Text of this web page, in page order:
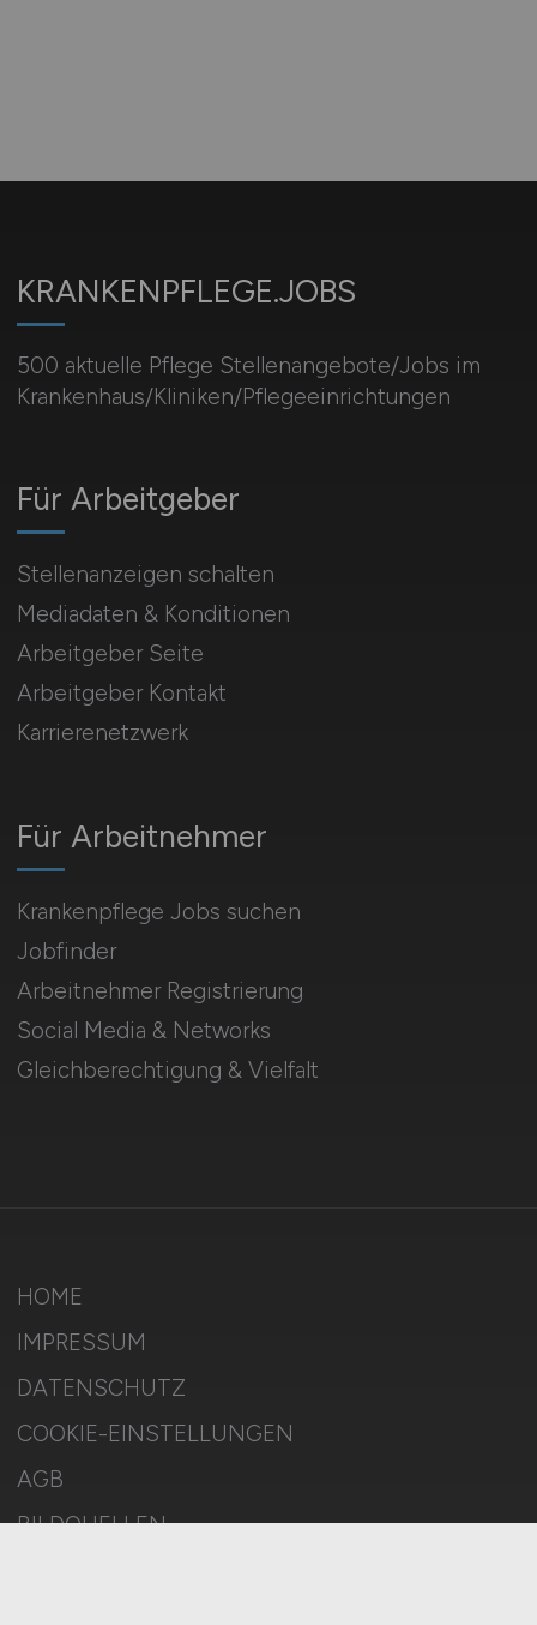
KRANKENPFLEGE.JOBS
500 aktuelle Pflege Stellenangebote/Jobs im
Krankenhaus/Kliniken/Pflegeeinrichtungen
Für Arbeitnehmer
Krankenpflege Jobs suchen
Jobfinder
Arbeitnehmer Registrierung
Social Media & Networks
Gleichberechtigung & Vielfalt
Für Arbeitgeber
Stellenanzeigen schalten
Mediadaten & Konditionen
Arbeitgeber Seite
Arbeitgeber Kontakt
Karrierenetzwerk
HOME
IMPRESSUM
DATENSCHUTZ
COOKIE-EINSTELLUNGEN
AGB
BILDQUELLEN